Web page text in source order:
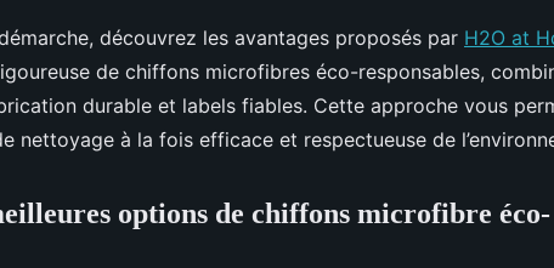
découvrez les avantages proposés par H2O at
de chiffons microfibres éco-responsables,
durable et labels fiables. Cette approche vous
nettoyage à la fois efficace et respectueuse de
options de chiffons microfibre éco-